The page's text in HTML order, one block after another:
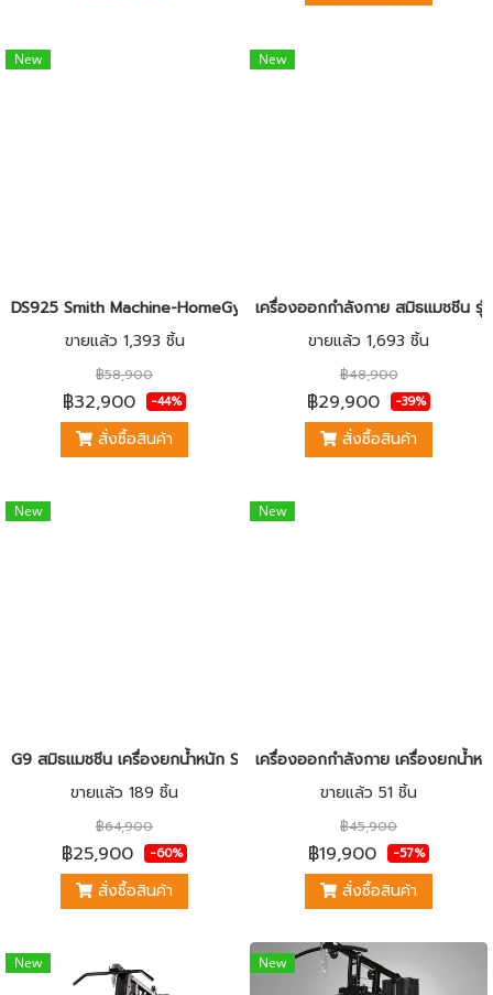
New
DS925 Smith Machine-HomeGym แบบ 2in1
ขายแล้ว 1,393 ชิ้น
฿58,900
฿32,900 -44%
สั่งซื้อสินค้า
New
เครื่องออกกำลังกาย สมิธแมชชีน รุ่
ขายแล้ว 1,693 ชิ้น
฿48,900
฿29,900 -39%
สั่งซื้อสินค้า
New
G9 สมิธแมชชีน เครื่องยกน้ำหนัก Smith Machine เครื่องออกกำลังกายใ
ขายแล้ว 189 ชิ้น
฿64,900
฿25,900 -60%
สั่งซื้อสินค้า
New
เครื่องออกกำลังกาย เครื่องยกน้ำ
ขายแล้ว 51 ชิ้น
฿45,900
฿19,900 -57%
สั่งซื้อสินค้า
New New